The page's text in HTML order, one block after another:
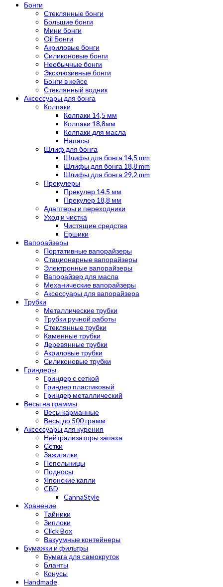
Бонги
Стеклянные бонги
Большие бонги
Мини бонги
Oil Бонги
Акриловые бонги
Силиконовые бонги
Необычные бонги
Эксклюзивные бонги
Бонги в кейсе
Стеклянный водник
Аксессуары для бонга
Колпаки
Колпаки 14,5 мм
Колпаки 18,8мм
Колпаки для масла
Напасы
Шлиф для бонга
Шлифы для бонга 14,5 mm
Шлифы для бонга 18,8 mm
Шлифы для бонга 29,2 mm
Прекулеры
Прекулер 14,5 мм
Прекулер 18,8 мм
Адаптеры и переходники
Уход и чистка
Чистящие средства
Ершики
Вапорайзеры
Портативные вапорайзеры
Стационарные вапорайзеры
Электронные вапорайзеры
Вапорайзер для масла
Механические вапорайзеры
Аксессуары для вапорайзера
Трубки
Металлические трубки
Трубки ручной работы
Стеклянные трубки
Каменные трубки
Деревянные трубки
Акриловые трубки
Силиконовые трубки
Гриндеры
Гриндер с сеткой
Гриндер пластиковый
Гриндер металлический
Весы на граммы
Весы карманные
Весы до 500 грамм
Аксессуары для курения
Нейтрализаторы запаха
Сетки
Зажигалки
Пепельницы
Подносы
Японские капли
CBD
CannaStyle
Хранение
Тайники
Зиплоки
Click Box
Вакуумные контейнеры
Бумажки и фильтры
Бумага для самокруток
Бланты
Конусы
Handmade